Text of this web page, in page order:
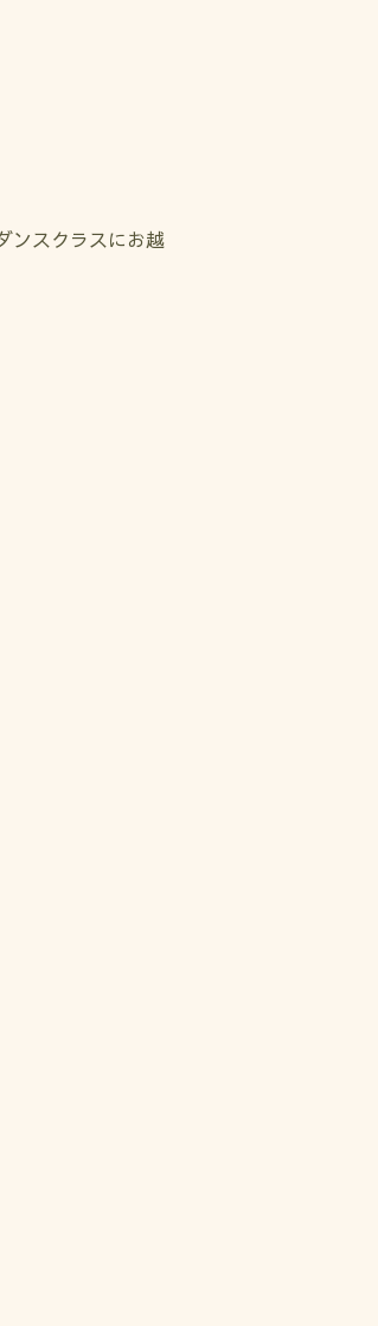
ンスクラスにお越